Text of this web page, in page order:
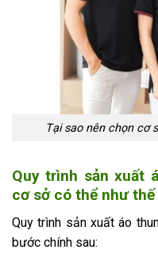
Tại sao nên chọn cơ
Quy trình sản xuất
cơ sở có thể như thế
Quy trình sản xuất áo
bước chính sau: